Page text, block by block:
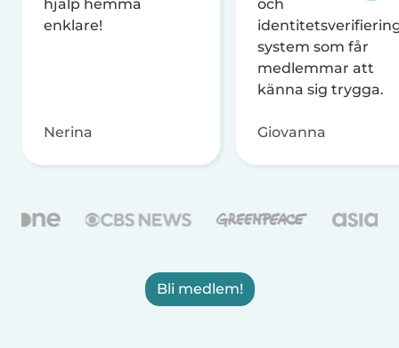
hjälp hemma
enklare!
Nerina
och
system som får
medlemmar att
känna sig trygga.
Giovanna
Bli medlem!